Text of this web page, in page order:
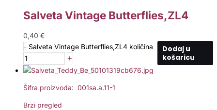
Salveta Vintage Butterflies,ZL4
0,40 €
- Salveta Vintage Butterflies,ZL4 količina
+
Dodaj u
košaricu
Šifra proizvoda: 001sa.a.11-1
Brzi pregled